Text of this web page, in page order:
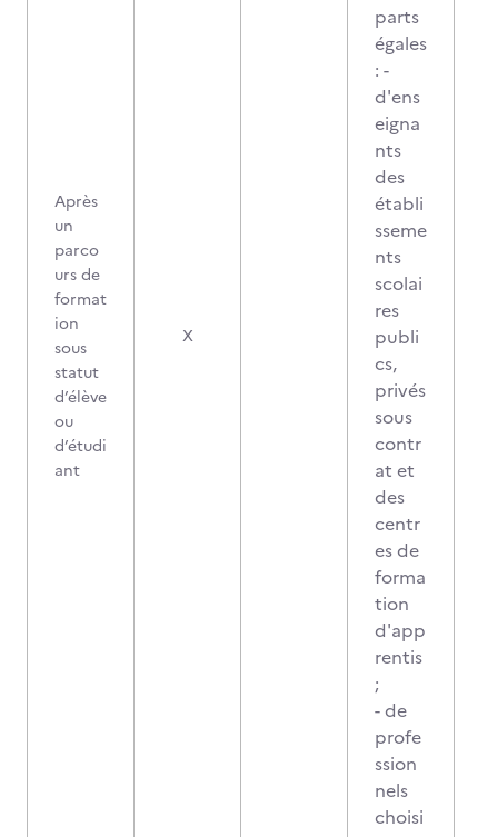
Après
un
parco
urs de
format
ion
sous
statut
d’élève
ou
d’étudi
ant
X
parts
égales
: -
d'ens
eigna
nts
des
établi
sseme
nts
scolai
res
publi
cs,
privés
sous
contr
at et
des
centr
es de
forma
tion
d'app
rentis
;
- de
profe
ssion
nels
choisi